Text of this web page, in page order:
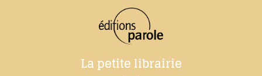
La petite librairie